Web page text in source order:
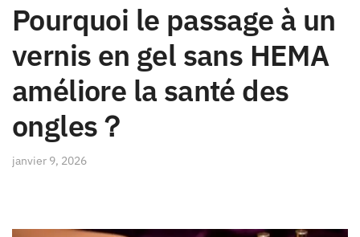
Pourquoi le passage à un
vernis en gel sans HEMA
améliore la santé des
ongles？
janvier 9, 2026